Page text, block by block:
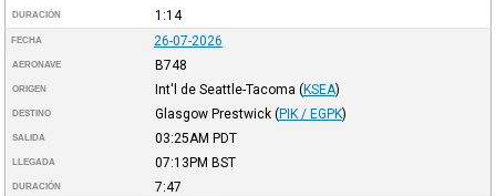
DURACIÓN 1:14
FECHA 26-07-2026
AERONAVE B748
ORIGEN Int'l de Seattle-Tacoma (KSEA)
DESTINO Glasgow Prestwick (PIK / EGPK)
SALIDA 03:25AM PDT
LLEGADA 07:13PM BST
DURACIÓN 7:47